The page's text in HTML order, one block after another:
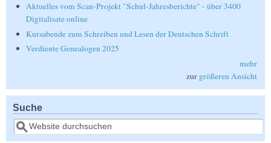
Aktuelles vom Scan-Projekt "Schul-Jahresberichte" - über 3400
Digitalisate online
Kursabende zum Schreiben und Lesen der Deutschen Schrift
Verdiente Genealogen 2025
mehr
zur größeren Ansicht
Suche
Suche